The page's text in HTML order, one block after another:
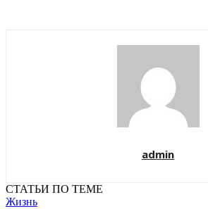
admin
СТАТЬИ ПО ТЕМЕ
Жизнь